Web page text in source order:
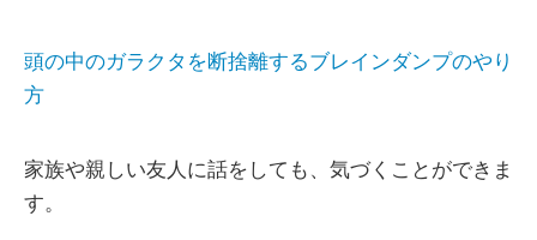
頭の中のガラクタを断捨離するブレインダンプのやり
方
家族や親しい友人に話をしても、気づくことができま
す。